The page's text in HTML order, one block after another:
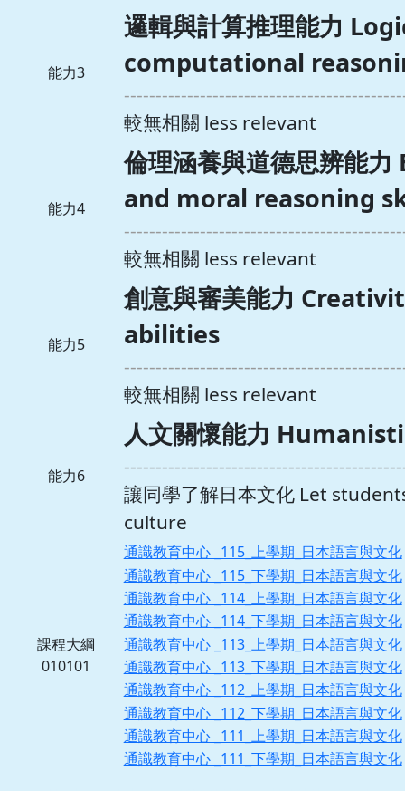
能力3
邏輯與計算推理能力
computational
較無相關 less relevant
能力4
倫理涵養與道德思辨能
and moral reasoning
較無相關 less relevant
能力5
創意與審美能力
abilities
較無相關 less relevant
能力6
人文關懷能力
讓同學了解日本文化 Let
culture
課程大綱
010101
通識教育中心 _115_上學期_日本語言與文化
通識教育中心 _115_下學期_日本語言與文化
通識教育中心 _114_上學期_日本語言與文化
通識教育中心 _114_下學期_日本語言與文化
通識教育中心 _113_上學期_日本語言與文化
通識教育中心 _113_下學期_日本語言與文化
通識教育中心 _112_上學期_日本語言與文化
通識教育中心 _112_下學期_日本語言與文化
通識教育中心 _111_上學期_日本語言與文化
通識教育中心 _111_下學期_日本語言與文化